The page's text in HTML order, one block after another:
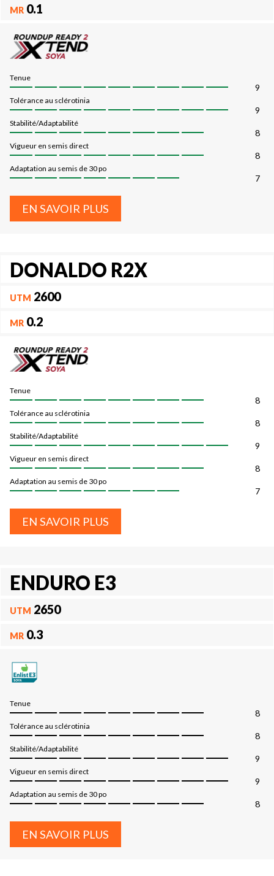
MR 0.1
Tenue
9
Tolérance au sclérotinia
9
Stabilité/Adaptabilité
8
Vigueur en semis direct
8
Adaptation au semis de 30 po
7
EN SAVOIR PLUS
DONALDO R2X
UTM 2600
MR 0.2
Tenue
8
Tolérance au sclérotinia
8
Stabilité/Adaptabilité
9
Vigueur en semis direct
8
Adaptation au semis de 30 po
7
EN SAVOIR PLUS
ENDURO E3
UTM 2650
MR 0.3
Tenue
8
Tolérance au sclérotinia
8
Stabilité/Adaptabilité
9
Vigueur en semis direct
9
Adaptation au semis de 30 po
8
EN SAVOIR PLUS